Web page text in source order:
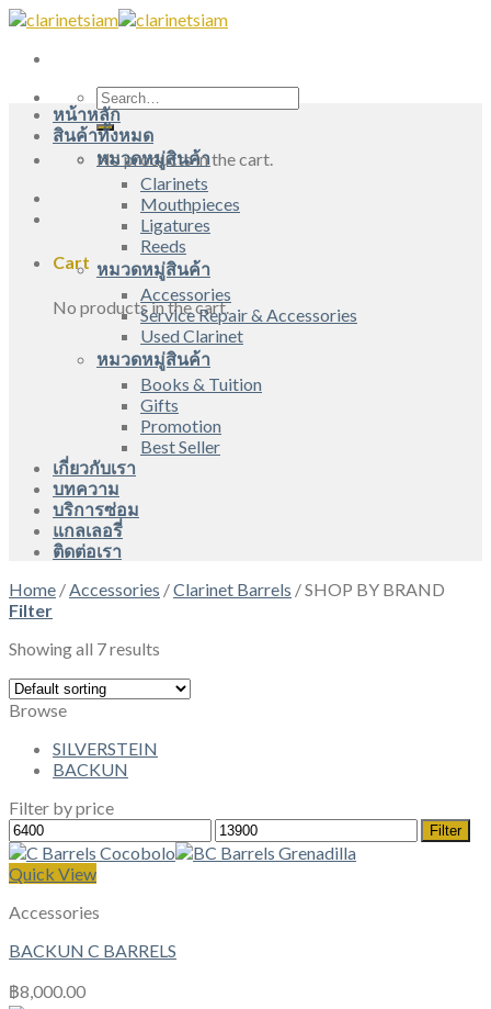
Skip
content
Search
for:
No products in the cart.
Cart
No products in the cart.
หน้าหลัก
สินค้าทั้งหมด
หมวดหมู่สินค้า
Clarinets
Mouthpieces
Ligatures
Reeds
หมวดหมู่สินค้า
Accessories
Service Repair & Accessories
Used Clarinet
หมวดหมู่สินค้า
Books & Tuition
Gifts
Promotion
Best Seller
เกี่ยวกับเรา
บทความ
บริการซ่อม
แกลเลอรี่
ติดต่อเรา
Home /Accessories /Clarinet Barrels /SHOP BY BRAND
Filter
Showing all 7 results
Browse
SILVERSTEIN
BACKUN
Filter by price
Min
price
Max
price
Filter
Quick View
Accessories
BACKUN C BARRELS
฿8,000.00